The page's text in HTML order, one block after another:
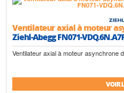
Ventilateur axial à moteur
Ziehl-Abegg FN071-
Ventilateur axial à moteur asynchrone
VOIR